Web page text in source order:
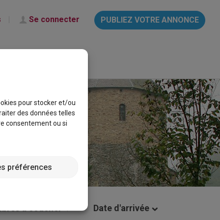
Se connecter PUBLIEZ VOTRE ANNONCE
Date d'arrivée
pour stocker et/ou
des données telles
consentement ou si
préférences